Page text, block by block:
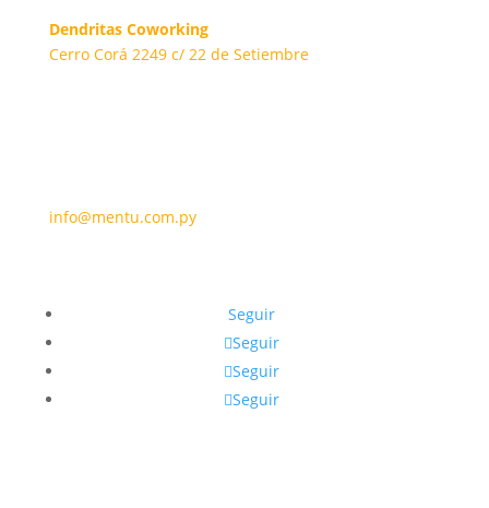
Dendritas Coworking
Cerro Corá 2249 c/ 22 de Setiembre
info@mentu.com.py
Seguir
Seguir
Seguir
Seguir